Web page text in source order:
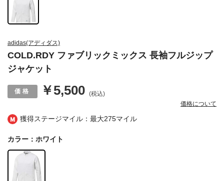
獲得ステージマイル：最大275マイル
adidas(アディダス)
COLD.RDY ファブリックミックス 長袖フルジップ
ジャケット
￥5,500 (税込)
価格について
カラー：ホワイト